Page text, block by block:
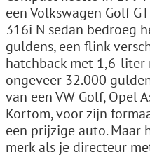
een Volkswagen Golf
316i N sedan bedroeg
guldens, een flink
hatchback met 1,6-
ongeveer 32.000
van een VW Golf, Opel
Kortom, voor zijn
een prijzige auto. Maar
merk als je directeur